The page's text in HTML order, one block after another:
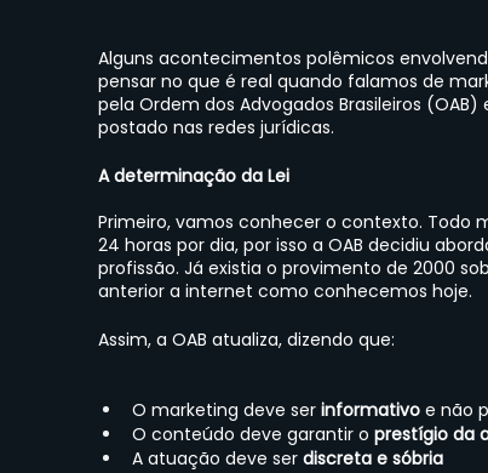
Alguns acontecimentos polêmicos
pensar no que é real quando falamos de
pela Ordem dos Advogados Brasileiros
postado nas redes jurídicas.
A determinação da Lei
Primeiro, vamos conhecer o contexto. Todo
24 horas por dia, por isso a OAB decidiu
profissão. Já existia o provimento de 2000
anterior a internet como conhecemos hoje.
Assim, a OAB atualiza, dizendo que:
O marketing deve ser informativo e não
O conteúdo deve garantir o prestígio da
A atuação deve ser discreta e sóbria